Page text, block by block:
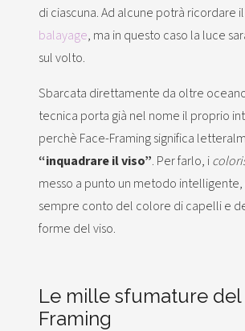
di ciascuna. Ad alcune potrà ricordare il
balayage, ma in questo caso la luce
sul volto.
Sbarcata direttamente da oltre
tecnica porta già nel nome il proprio
perchè Face-Framing significa
“inquadrare il viso”. Per farlo, i
messo a punto un metodo
sempre conto del colore di capelli e
forme del viso.
Le mille sfumature del
Framing